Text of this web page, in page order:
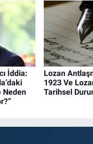
İddia:
Neden
Lozan
1923 Ve
Tarihsel